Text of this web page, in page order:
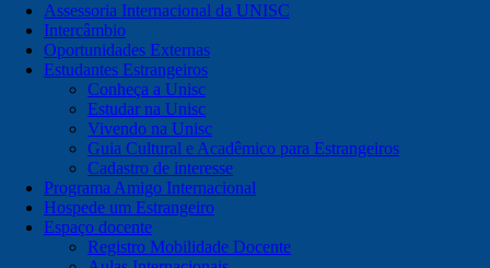
Assessoria Internacional da UNISC
Intercâmbio
Oportunidades Externas
Estudantes Estrangeiros
Conheça a Unisc
Estudar na Unisc
Vivendo na Unisc
Guia Cultural e Acadêmico para Estrangeiros
Cadastro de interesse
Programa Amigo Internacional
Hospede um Estrangeiro
Espaço docente
Registro Mobilidade Docente